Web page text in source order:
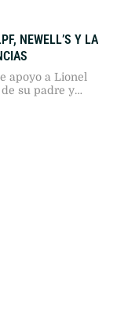
NEWELL’S Y LA
apoyo a Lionel
su padre y